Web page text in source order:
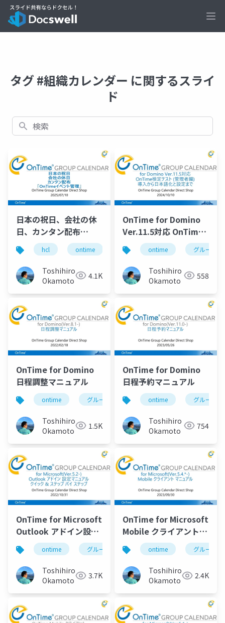
タグ #組織カレンダー に関するスライ
ド
検索
日本の祝日、会社の休
日、カンタン配布
「OnTimeイベント管
理」 第76回のの会登
壇資料 2025年7月10
日(木)
hcl ontime 組織スケジュール 組織カレ
Toshihiro
Okamoto
4.1K
OnTime for Domino
Ver.11.5対応 OnTime
検定テスト (管理者編)
導入から日本語化と設
定まで
ontime グループ
Toshihiro
Okamoto
558
OnTime for Domino
日程調整マニュアル
ontime グループカレンダー 組織カレンダー
Toshihiro
Okamoto
1.5K
OnTime for Domino
日程予約マニュアル
ontime グループ
Toshihiro
Okamoto
754
OnTime for Microsoft
Outlook アドイン設定
マニュアル
ontime グループカレンダー 組織カレンダー
Toshihiro
Okamoto
3.7K
OnTime for Microsoft
Mobile クライアントマ
ニュアルontime グループ
Toshihiro
Okamoto
2.4K